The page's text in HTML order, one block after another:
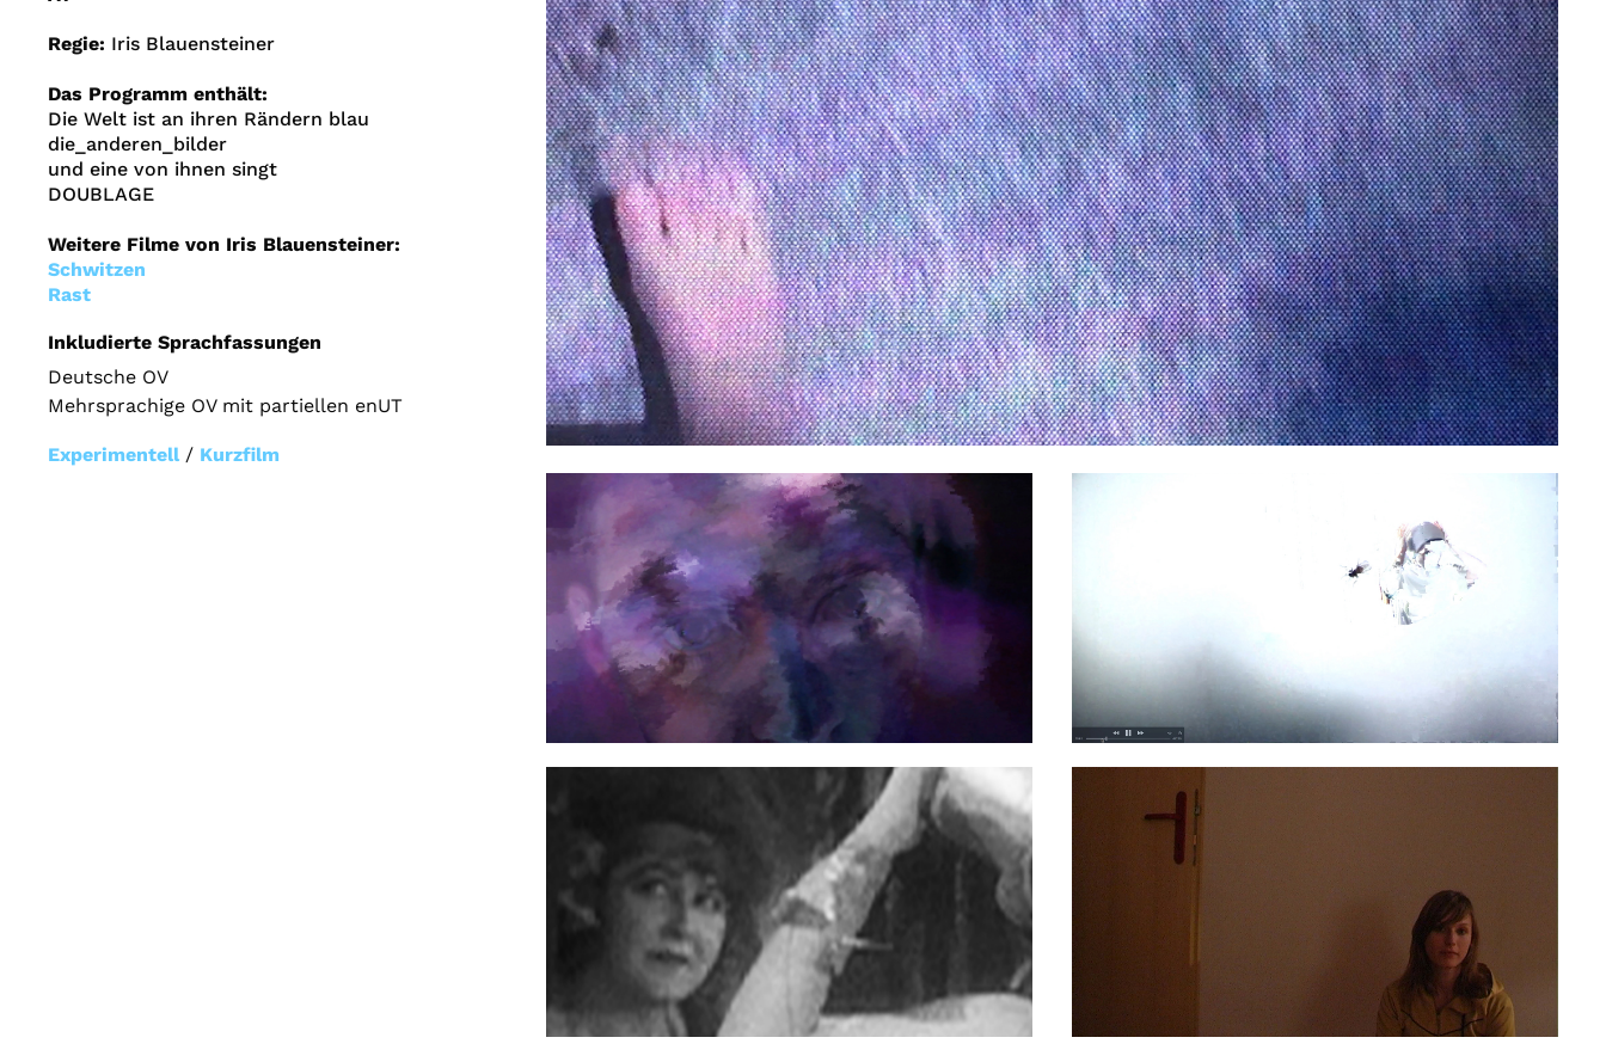
Gutscheine
& Filmpässe
Account
Suche
Regie: Iris Blauensteiner
Das Programm enthält:
Die Welt ist an ihren Rändern blau
die_anderen_bilder
und eine von ihnen singt
DOUBLAGE
Weitere Filme von Iris Blauensteiner:
Schwitzen
Rast
Inkludierte Sprachfassungen
Deutsche OV
Mehrsprachige OV mit partiellen enUT
Experimentell / Kurzfilm